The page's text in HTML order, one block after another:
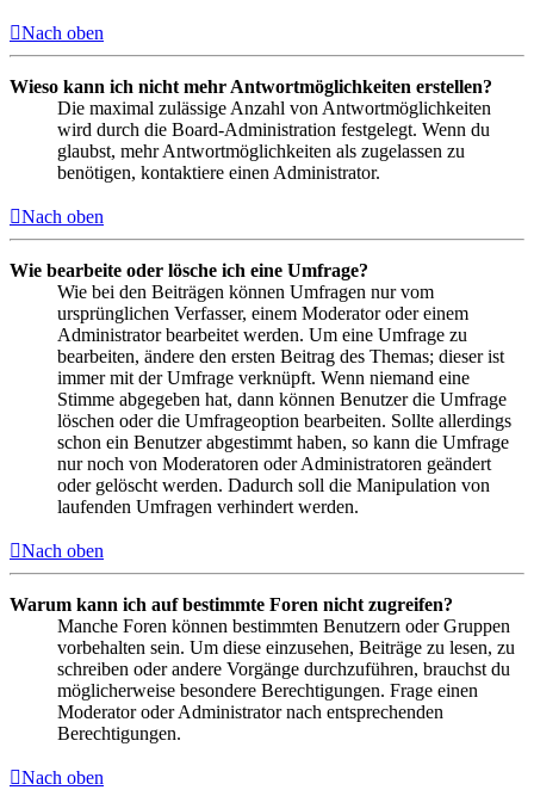
Nach oben
Wieso kann ich nicht mehr Antwortmöglichkeiten erstellen?
Die maximal zulässige Anzahl von Antwortmöglichkeiten
wird durch die Board-Administration festgelegt. Wenn du
glaubst, mehr Antwortmöglichkeiten als zugelassen zu
benötigen, kontaktiere einen Administrator.
Nach oben
Wie bearbeite oder lösche ich eine Umfrage?
Wie bei den Beiträgen können Umfragen nur vom
ursprünglichen Verfasser, einem Moderator oder einem
Administrator bearbeitet werden. Um eine Umfrage zu
bearbeiten, ändere den ersten Beitrag des Themas; dieser ist
immer mit der Umfrage verknüpft. Wenn niemand eine
Stimme abgegeben hat, dann können Benutzer die Umfrage
löschen oder die Umfrageoption bearbeiten. Sollte allerdings
schon ein Benutzer abgestimmt haben, so kann die Umfrage
nur noch von Moderatoren oder Administratoren geändert
oder gelöscht werden. Dadurch soll die Manipulation von
laufenden Umfragen verhindert werden.
Nach oben
Warum kann ich auf bestimmte Foren nicht zugreifen?
Manche Foren können bestimmten Benutzern oder Gruppen
vorbehalten sein. Um diese einzusehen, Beiträge zu lesen, zu
schreiben oder andere Vorgänge durchzuführen, brauchst du
möglicherweise besondere Berechtigungen. Frage einen
Moderator oder Administrator nach entsprechenden
Berechtigungen.
Nach oben